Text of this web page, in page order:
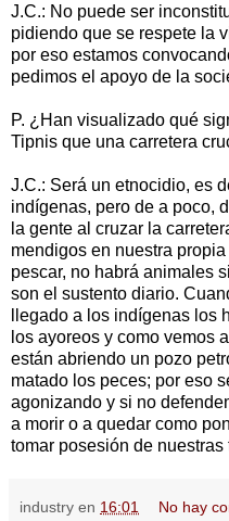
J.C.: No puede ser
pidiendo que se respete la
por eso estamos
pedimos el apoyo de la
P. ¿Han visualizado qué
Tipnis que una carretera
J.C.: Será un etnocidio, es
indígenas, pero de a poco,
la gente al cruzar la
mendigos en nuestra
pescar, no habrá animales
son el sustento diario.
llegado a los indígenas los
los ayoreos y como vemos
están abriendo un pozo
matado los peces; por eso
agonizando y si no
a morir o a quedar como
tomar posesión de nuestras
industry en 16:01 No hay